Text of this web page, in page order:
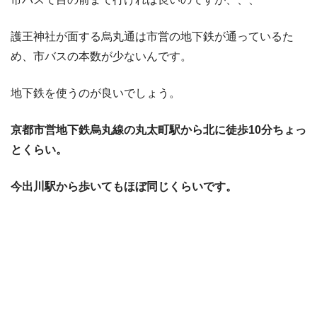
護王神社が面する烏丸通は市営の地下鉄が通っているた
め、市バスの本数が少ないんです。
地下鉄を使うのが良いでしょう。
京都市営地下鉄烏丸線の丸太町駅から北に徒歩10分ちょっ
とくらい。
今出川駅から歩いてもほぼ同じくらいです。